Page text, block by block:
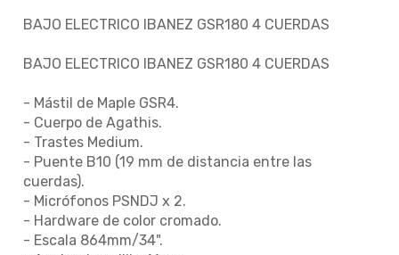
BAJO ELECTRICO IBANEZ GSR180 4 CUERDAS
BAJO ELECTRICO IBANEZ GSR180 4 CUERDAS
- Mástil de Maple GSR4.
- Cuerpo de Agathis.
- Trastes Medium.
- Puente B10 (19 mm de distancia entre las
cuerdas).
- Micrófonos PSNDJ x 2.
- Hardware de color cromado.
- Escala 864mm/34".